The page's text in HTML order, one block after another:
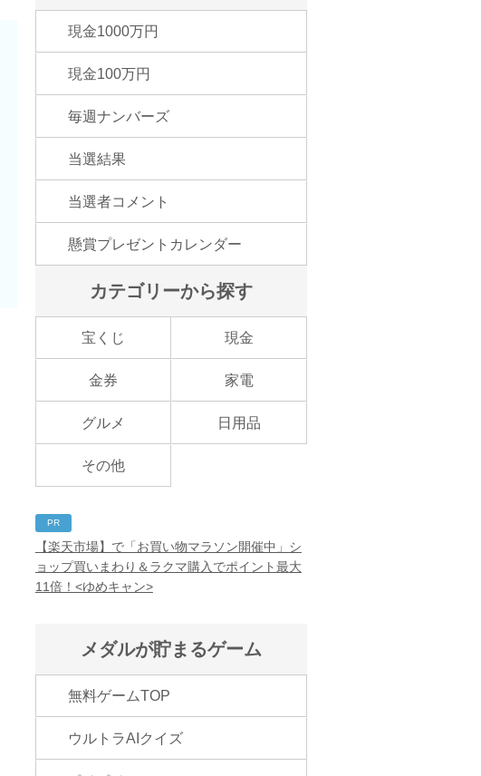
現金1000万円
現金100万円
毎週ナンバーズ
当選結果
当選者コメント
懸賞プレゼントカレンダー
カテゴリーから探す
宝くじ 現金
金券 家電
グルメ 日用品
その他
PR
【楽天市場】で「お買い物マラソン開催中」シ
ョップ買いまわり＆ラクマ購入でポイント最大
11倍！<ゆめキャン>
メダルが貯まるゲーム
無料ゲームTOP
ウルトラAIクイズ